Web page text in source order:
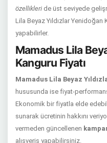
özellikleri de üst seviyede
Lila Beyaz Yıldızlar
yapabilirler.
Mamadus Lila
Kanguru Fiyatı
Mamadus Lila Beyaz
hususunda ise fiyat-
Ekonomik bir fiyatla elde
sunarak ücretinin hakkını
vermeden güncellenen
alışveriş yapabilirsiniz.